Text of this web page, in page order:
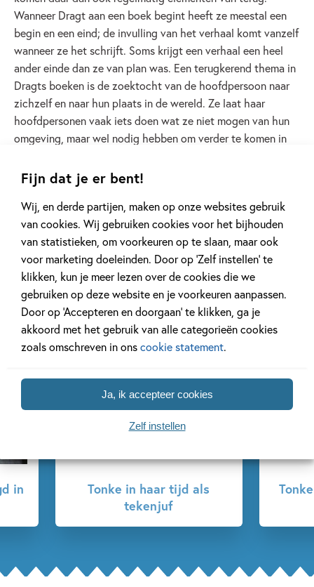
Fijn dat je er bent!
Wij, en derde partijen, maken op onze websites gebruik
van cookies. Wij gebruiken cookies voor het bijhouden
van statistieken, om voorkeuren op te slaan, maar ook
voor marketing doeleinden. Door op ‘Zelf instellen’ te
klikken, kun je meer lezen over de cookies die we
gebruiken op deze website en je voorkeuren aanpassen.
Door op ‘Accepteren en doorgaan’ te klikken, ga je
akkoord met het gebruik van alle categorieën cookies
zoals omschreven in onscookie statement.
Ja, ik accepteer cookies
Zelf instellen
Wanneer Dragt aan een boek begint heeft ze meestal een
begin en een eind; de invulling van het verhaal komt vanzelf
wanneer ze het schrijft. Soms krijgt een verhaal een heel
ander einde dan ze van plan was. Een terugkerend thema in
Dragts boeken is de zoektocht van de hoofdpersoon naar
zichzelf en naar hun plaats in de wereld. Ze laat haar
hoofdpersonen vaak iets doen wat ze niet mogen van hun
omgeving, maar wel nodig hebben om verder te komen in
Foto's van Tonke
Tonke ontvangt de Griffel
der Griffels